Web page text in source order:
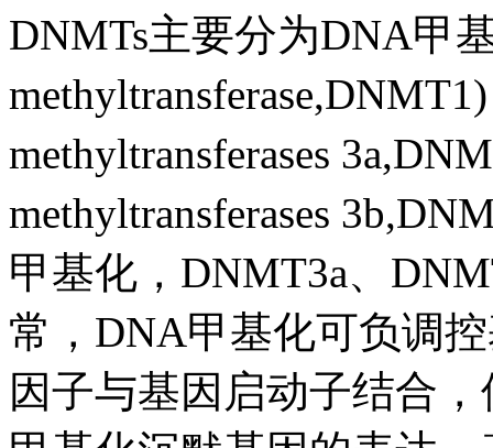
DNMTs主要分为DNA甲
methyltransferases
methyltransferases
甲基化，DNMT3a、
常，DNA甲基化可负调
因子与基因启动子结合